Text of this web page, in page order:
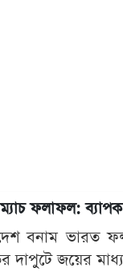
ফলাফল:
বনাম ভারত
দাপুটে জয়ের